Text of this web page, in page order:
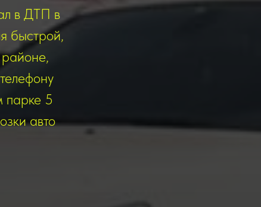
в ДТП в
быстрой,
парке 5
авто